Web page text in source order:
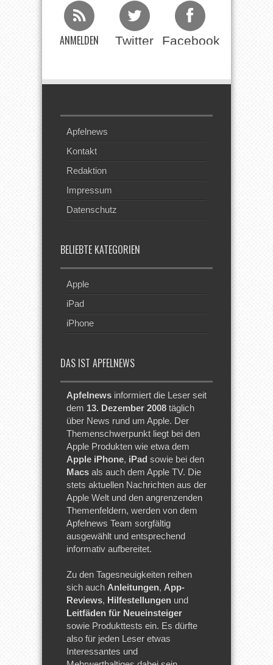
ANMELDEN Twitter Facebook
Apfelnews
Kontakt
Redaktion
Impressum
Datenschutz
BELIEBTE KATEGORIEN
Apple
iPad
iPhone
DAS IST APFELNEWS
Apfelnews informiert die Leser seit
dem 13. Dezember 2008 täglich
über News rund um Apple. Der
Themenschwerpunkt liegt bei den
Apple Produkten wie etwa dem
Apple iPhone, iPad sowie bei den
Macs als auch dem Apple TV. Die
stets aktuellen Nachrichten aus der
Apple Welt und den angrenzenden
Themenfeldern, werden von dem
Apfelnews Team sorgfältig
ausgewählt und entsprechend
informativ aufbereitet.
Zu den Tagesneuigkeiten reihen
sich auch Anleitungen, App-
Reviews, Hilfestellungen und
Leitfäden für Neueinsteiger
sowie Produkttests ein. Es dürfte
also für jeden Leser etwas
Interessantes und